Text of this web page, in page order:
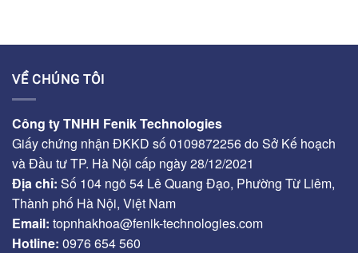
VỀ CHÚNG TÔI
Công ty TNHH Fenik Technologies
Giấy chứng nhận ĐKKD số 0109872256 do Sở Kế hoạch
và Đầu tư TP. Hà Nội cấp ngày 28/12/2021
Địa chỉ: Số 104 ngõ 54 Lê Quang Đạo, Phường Từ Liêm,
Thành phố Hà Nội, Việt Nam
Email: topnhakhoa@fenik-technologies.com
Hotline: 0976 654 560